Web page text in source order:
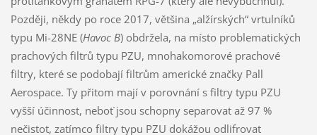
Později, někdy po roce 2017, většina „alžírských“ vrtulníků
typu Mi-28NE (Havoc B) obdržela, na místo problematických
prachových filtrů typu PZU, mnohakomorové prachové
filtry, které se podobají filtrům americké značky Pall
Aerospace. Ty přitom mají v porovnání s filtry typu PZU
vyšší účinnost, neboť jsou schopny separovat až 97 %
nečistot, zatímco filtry typu PZU dokážou odlifrovat